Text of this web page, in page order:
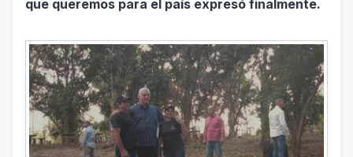
que queremos para el país expresó finalmente.